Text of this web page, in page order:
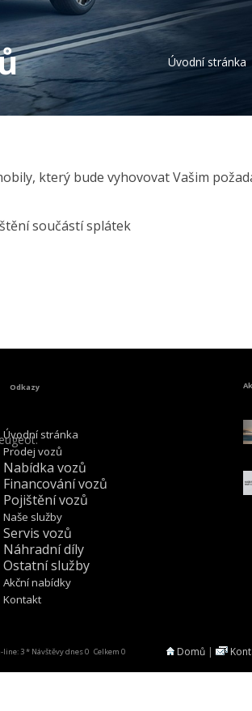
Úvodní stránka
který bude vyhovovat Vašim
součástí splátek
line: 3 * Návštěvy dnes 0 Celkem 0 Domů |
Odkazy
Úvodní stránka
Prodej vozů
Nabídka vozů
Financování vozů
Pojištění vozů
Naše služby
Servis vozů
Náhradní díly
Ostatní služby
Akční nabídky
Kontakt